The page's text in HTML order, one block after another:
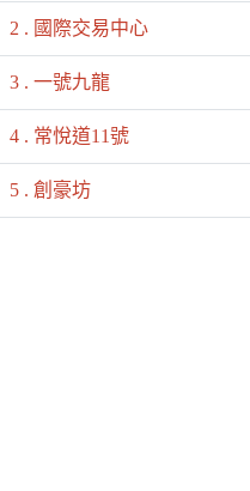
2 . 國際交易中心
3 . 一號九龍
4 . 常悅道11號
5 . 創豪坊